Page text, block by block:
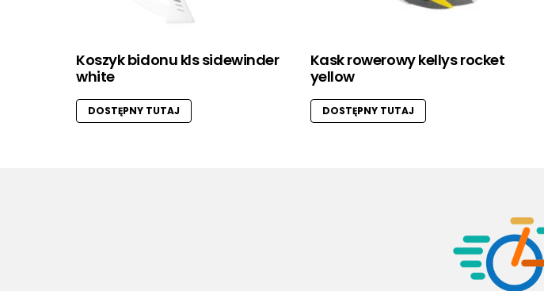
Koszyk bidonu kls sidewinder
white
DOSTĘPNY TUTAJ
Kask rowerowy kellys rocket
yellow
DOSTĘPNY TUTAJ